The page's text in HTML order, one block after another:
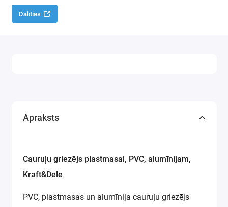
Citi instrumenti
Dalīties
Apraksts
Cauruļu griezējs plastmasai, PVC, alumīnijam,
Kraft&Dele
PVC, plastmasas un alumīnija cauruļu griezējs